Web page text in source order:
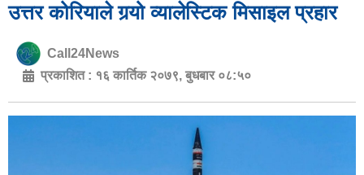
उत्तर कोरियाले गर्‍यो व्यालेस्टिक मिसाइल प्रहार
Call24News
प्रकाशित : १६ कार्तिक २०७९, बुधबार ०८:५०